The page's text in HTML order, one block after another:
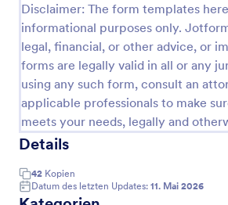
Disclaimer: The form templates
informational purposes only.
legal, financial, or other advice, or
forms are legally valid in all or any
using any such form, consult an
applicable professionals to make
meets your needs, legally and
Details
42 Kopien
Datum des letzten Updates: 11. Mai 2026
wie z. B. ihre Kontaktdaten, ihre
Vorgeschichte und frühere
Wimpernverlängerungen, sowie
allen Ihren Geschäftsbedingungen.
Vorlage mit dem einfach zu
Builder von Jotform vollständig
durch die Drag-and-Drop-Funktion
hinzufügen oder entfernen, die
und den Hintergrund ändern, ohne
Programmierkenntnisse erforderlich
Vorlage
Vorschau